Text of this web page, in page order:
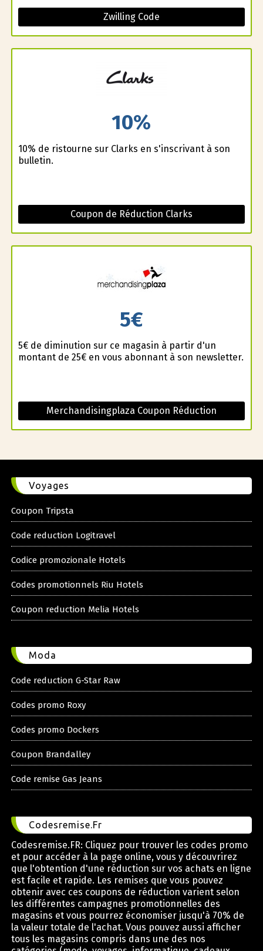
Zwilling Code
10%
10% de ristourne sur Clarks en s'inscrivant à son
bulletin.
Coupon de Réduction Clarks
5€
5€ de diminution sur ce magasin à partir d'un
montant de 25€ en vous abonnant à son newsletter.
Merchandisingplaza Coupon Réduction
Voyages
Coupon Tripsta
Code reduction Logitravel
Codice promozionale Hotels
Codes promotionnels Riu Hotels
Coupon reduction Melia Hotels
Moda
Code reduction G-Star Raw
Codes promo Roxy
Codes promo Dockers
Coupon Brandalley
Code remise Gas Jeans
Codesremise.Fr
Codesremise.FR: Cliquez pour trouver les codes promo
et pour accéder à la page online, vous y découvrirez
que l'obtention d'une réduction sur vos achats en ligne
est facile et rapide. Les remises que vous pouvez
obtenir avec ces coupons de réduction varient selon
les différentes campagnes promotionnelles des
magasins et vous pourrez économiser jusqu'à 70% de
la valeur totale de l'achat. Vous pouvez aussi afficher
tous les magasins compris dans une des nos